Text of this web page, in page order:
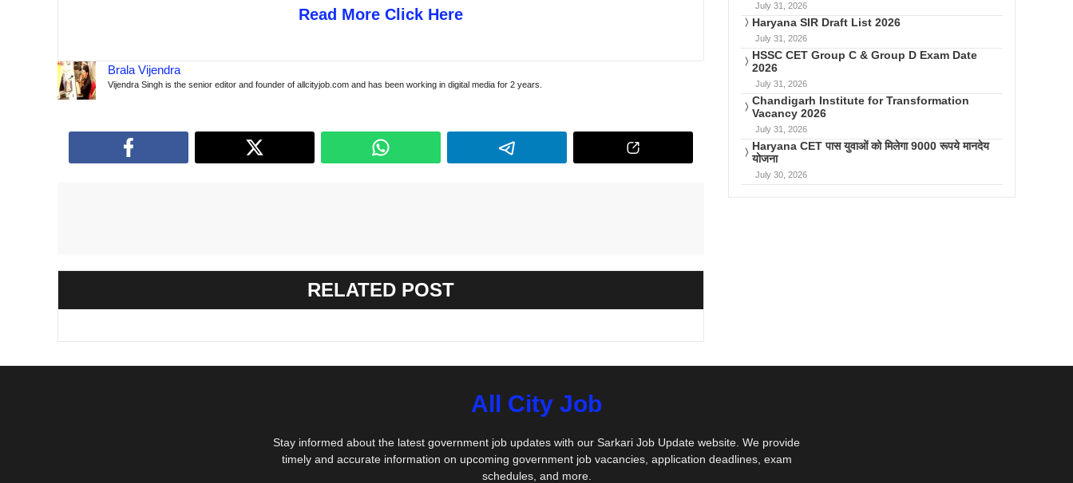
Read More Click Here
Brala Vijendra
Vijendra Singh is the senior editor and founder of allcityjob.com and has been working in digital media for 2 years.
RELATED POST
July 31, 2026
Haryana SIR Draft List 2026
July 31, 2026
HSSC CET Group C & Group D Exam Date
2026
July 31, 2026
Chandigarh Institute for Transformation
Vacancy 2026
July 31, 2026
Haryana CET पास युवाओं को मिलेगा 9000 रूपये मानदेय
योजना
July 30, 2026
All City Job
Stay informed about the latest government job updates with our Sarkari Job Update website. We provide
timely and accurate information on upcoming government job vacancies, application deadlines, exam
schedules, and more.